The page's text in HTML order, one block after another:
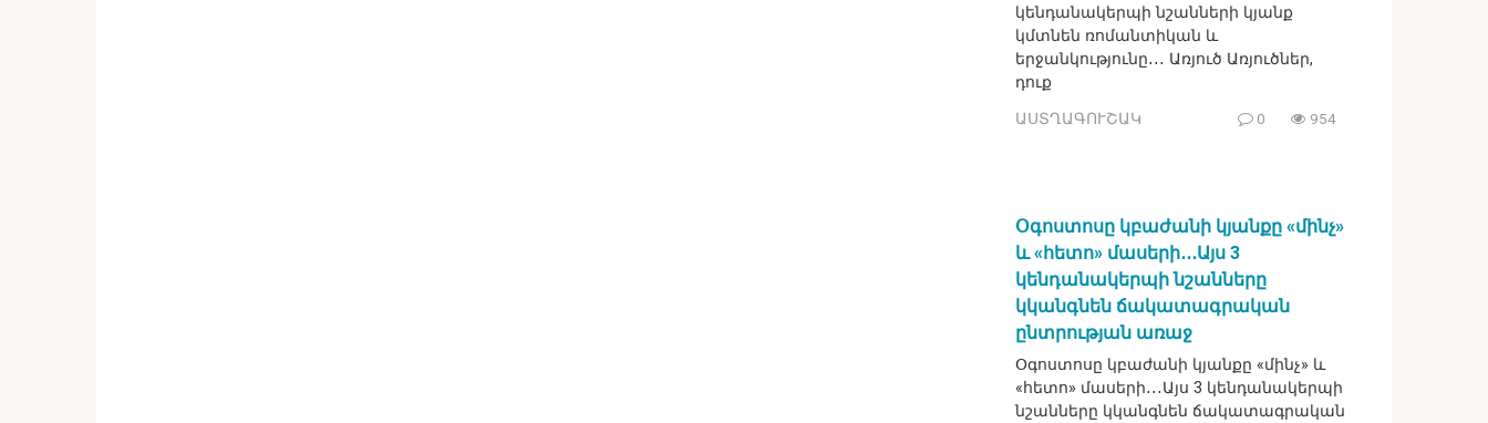
կենդանակերպի նշանների կյանք
կմտնեն ռոմանտիկան և
երջանկությունը․․․ Առյուծ Առյուծներ,
դուք
ԱՍՏՂԱԳՈՒՇԱԿ 0 954
Օգոստոսը կբաժանի կյանքը «մինչ»
և «հետո» մասերի․․․Այս 3
կենդանակերպի նշանները
կկանգնեն ճակատագրական
ընտրության առաջ
Օգոստոսը կբաժանի կյանքը «մինչ» և
«հետո» մասերի․․․Այս 3 կենդանակերպի
նշանները կկանգնեն ճակատագրական